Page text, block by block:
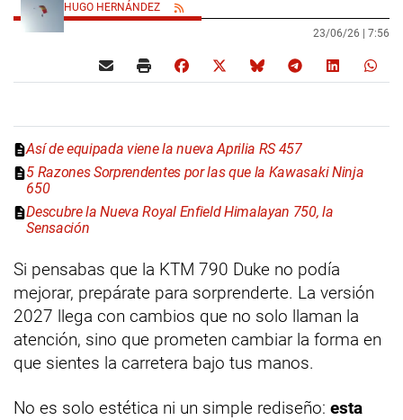
HUGO HERNÁNDEZ
23/06/26 | 7:56
Así de equipada viene la nueva Aprilia RS 457
5 Razones Sorprendentes por las que la Kawasaki Ninja
650
Descubre la Nueva Royal Enfield Himalayan 750, la
Sensación
Si pensabas que la KTM 790 Duke no podía
mejorar, prepárate para sorprenderte. La versión
2027 llega con cambios que no solo llaman la
atención, sino que prometen cambiar la forma en
que sientes la carretera bajo tus manos.
No es solo estética ni un simple rediseño: esta